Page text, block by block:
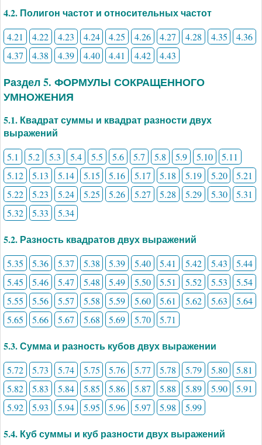
4.2. Полигон частот и относительных частот
4.21 4.22 4.23 4.24 4.25 4.26 4.27 4.28 4.35
4.36
4.37
4.38 4.39 4.40 4.41 4.42 4.43
Раздел 5. ФОРМУЛЫ СОКРАЩЕННОГО
УМНОЖЕНИЯ
5.1. Квадрат суммы и квадрат разности двух
выражений
5.1 5.2 5.3 5.4 5.5 5.6 5.7 5.8 5.9 5.10
5.11
5.12
5.13 5.14 5.15 5.16 5.17 5.18 5.19 5.20
5.21
5.22
5.23 5.24 5.25 5.26 5.27 5.28 5.29 5.30
5.31
5.32
5.33 5.34
5.2. Разность квадратов двух выражений
5.35 5.36 5.37 5.38 5.39 5.40 5.41 5.42 5.43
5.44
5.45
5.46 5.47 5.48 5.49 5.50 5.51 5.52 5.53
5.54
5.55
5.56 5.57 5.58 5.59 5.60 5.61 5.62 5.63
5.64
5.65
5.66 5.67 5.68 5.69 5.70 5.71
5.3. Сумма и разность кубов двух выражении
5.72 5.73 5.74 5.75 5.76 5.77 5.78 5.79 5.80
5.81
5.82
5.83 5.84 5.85 5.86 5.87 5.88 5.89 5.90
5.91
5.92
5.93 5.94 5.95 5.96 5.97 5.98 5.99
5.4. Куб суммы и куб разности двух выражений